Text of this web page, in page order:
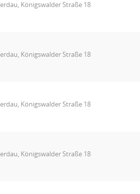
Königswalder Straße 18
Königswalder Straße 18
Königswalder Straße 18
Königswalder Straße 18